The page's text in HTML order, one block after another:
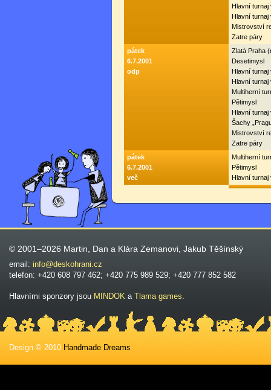
Hlavní turnaj
Hlavní turnaj
Mistrovství
Zatre páry
pátek
6.7.2001
odp
Zlatá Praha
Desetimysl
Hlavní turnaj
Hlavní turnaj
Multiherní
Pětimysl
Hlavní
Šachy
Mistrovství
Zatre páry
pátek
6.7.2001
več
Multiherní
Pětimysl
Hlavní turnaj
© 2001–2026 Martin, Dan a Klára Zemanovi, Jakub Těšínský
email: info@deskohrani.cz
telefon: +420 608 797 462; +420 775 989 529; +420 777 852 582
Hlavními sponzory jsou MINDOK a Tlama games.
Design © 2010 Handmade Dreams